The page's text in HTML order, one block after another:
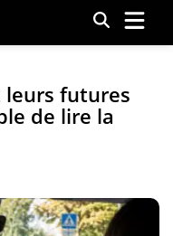
Menu
leurs futures
de lire la